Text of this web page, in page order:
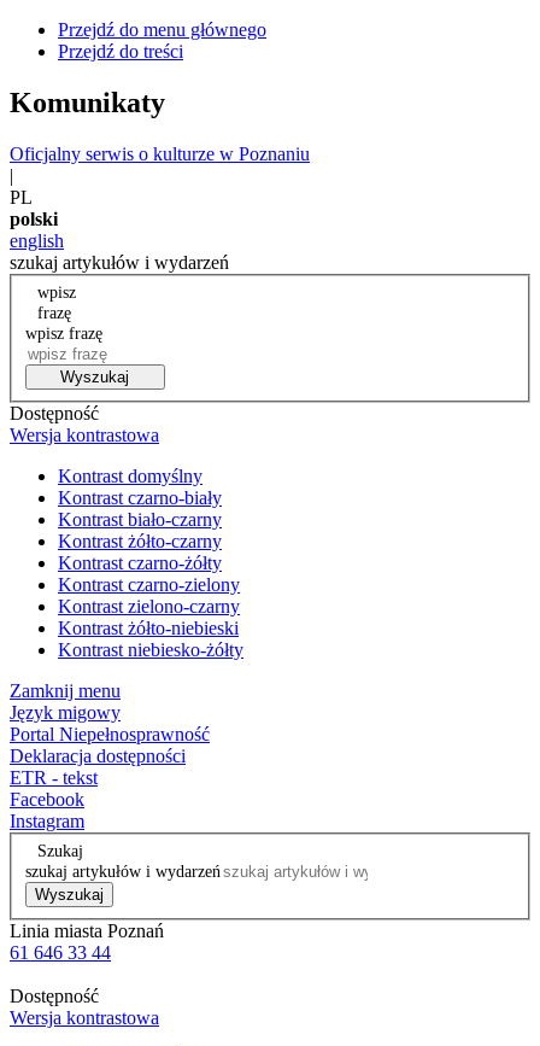
Przejdź do menu głównego
Przejdź do treści
Komunikaty
Oficjalny serwis o kulturze w Poznaniu
|
PL
polski
english
szukaj artykułów i wydarzeń
wpisz
frazę
wpisz frazę
Wyszukaj
Dostępność
Wersja kontrastowa
Kontrast domyślny
Kontrast czarno-biały
Kontrast biało-czarny
Kontrast żółto-czarny
Kontrast czarno-żółty
Kontrast czarno-zielony
Kontrast zielono-czarny
Kontrast żółto-niebieski
Kontrast niebiesko-żółty
Zamknij menu
Język migowy
Portal Niepełnosprawność
Deklaracja dostępności
ETR - tekst
Facebook
Instagram
Szukaj
szukaj artykułów i wydarzeń
Wyszukaj
Linia miasta Poznań
61 646 33 44
Dostępność
Wersja kontrastowa